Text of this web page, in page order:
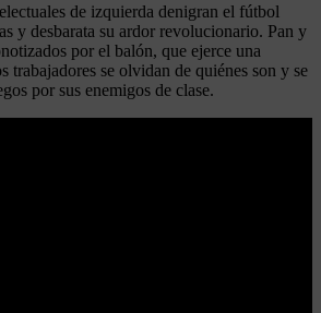
de izquierda denigran el fútbol
y desbarata su ardor revolucionario. Pan y
por el balón, que ejerce una
trabajadores se olvidan de quiénes son y se
por sus enemigos de clase.